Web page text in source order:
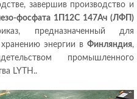
завершив производство и
фосфата 1П12С 147Ач (ЛФП)
предназначенный для
энергии в Финляндия,
промышленного
LYTH..